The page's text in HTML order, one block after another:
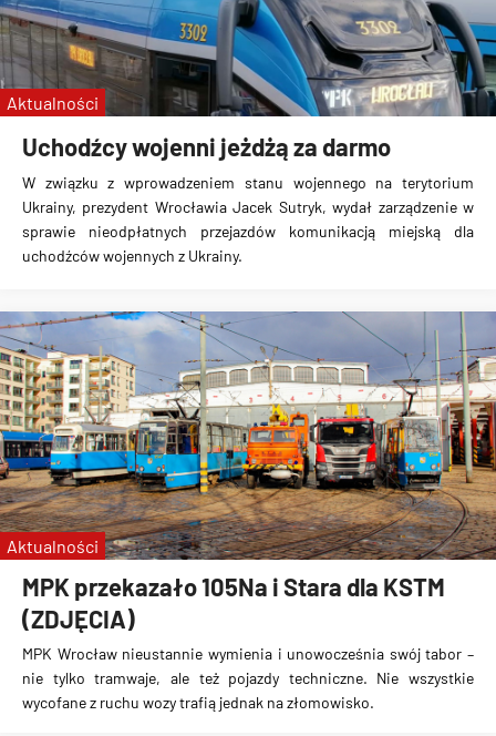
Uchodźcy wojenni jeżdżą za darmo
W związku z wprowadzeniem stanu wojennego na terytorium
Ukrainy, prezydent Wrocławia Jacek Sutryk, wydał zarządzenie w
sprawie nieodpłatnych przejazdów komunikacją miejską dla
uchodźców wojennych z Ukrainy.
Aktualności
MPK przekazało 105Na i Stara dla KSTM
(ZDJĘCIA)
MPK Wrocław nieustannie wymienia i unowocześnia swój tabor –
nie tylko tramwaje, ale też pojazdy techniczne. Nie wszystkie
wycofane z ruchu wozy trafią jednak na złomowisko.
Aktualności